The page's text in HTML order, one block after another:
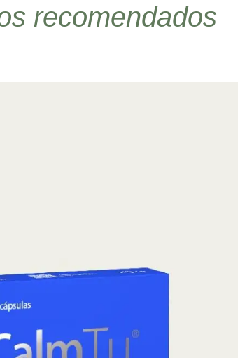
recomendados